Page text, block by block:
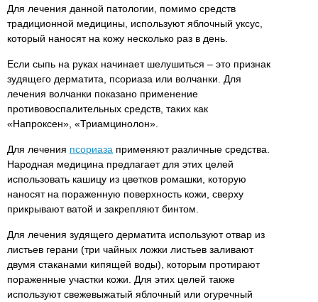
Для лечения данной патологии, помимо средств
традиционной медицины, используют яблочный уксус,
который наносят на кожу несколько раз в день.
Если сыпь на руках начинает шелушиться – это признак
зудящего дерматита, псориаза или волчанки. Для
лечения волчанки показано применение
противовоспалительных средств, таких как
«Напроксен», «Триамцинолон».
Для лечения псориаза применяют различные средства.
Народная медицина предлагает для этих целей
использовать кашицу из цветков ромашки, которую
наносят на пораженную поверхность кожи, сверху
прикрывают ватой и закрепляют бинтом.
Для лечения зудящего дерматита используют отвар из
листьев герани (три чайных ложки листьев заливают
двумя стаканами кипящей воды), которым протирают
пораженные участки кожи. Для этих целей также
используют свежевыжатый яблочный или огуречный